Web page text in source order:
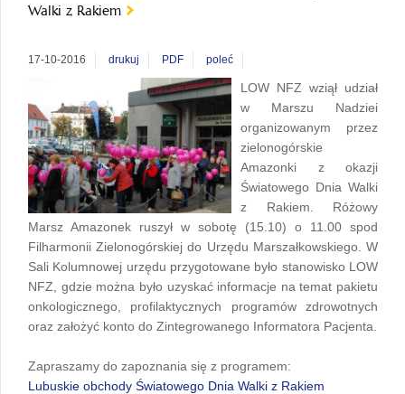
Walki z Rakiem
17-10-2016 drukuj PDF poleć
LOW NFZ wziął udział
w Marszu Nadziei
organizowanym przez
zielonogórskie
Amazonki z okazji
Światowego Dnia Walki
z Rakiem. Różowy
Marsz Amazonek ruszył w sobotę (15.10) o 11.00 spod
Filharmonii Zielonogórskiej do Urzędu Marszałkowskiego. W
Sali Kolumnowej urzędu przygotowane było stanowisko LOW
NFZ, gdzie można było uzyskać informacje na temat pakietu
onkologicznego, profilaktycznych programów zdrowotnych
oraz założyć konto do Zintegrowanego Informatora Pacjenta.
Zapraszamy do zapoznania się z programem:
Lubuskie obchody Światowego Dnia Walki z Rakiem